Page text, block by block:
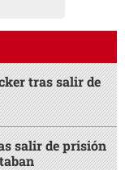
tras salir de
salir de prisión